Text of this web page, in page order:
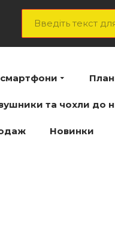
смартфони
та чохли до
Новинки